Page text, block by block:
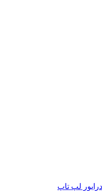
درایور لپ تاپ